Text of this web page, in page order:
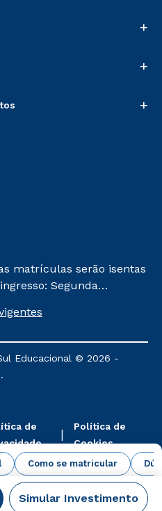
Como se matricular
Simular Investimento
+
+
+
matrículas serão isentas
Segunda
matrícula será de R$
aos cursos: Ensino
Docência e Metodologia
Atuais.
Educacional © 2026 -
de
Política de
Cookies